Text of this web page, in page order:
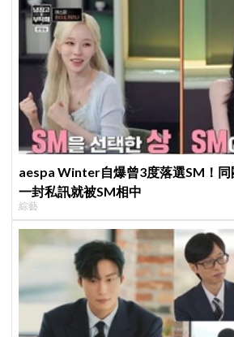
aespa Winter自爆曾3度落選SM！
一封私訊就被SM相中
綜藝